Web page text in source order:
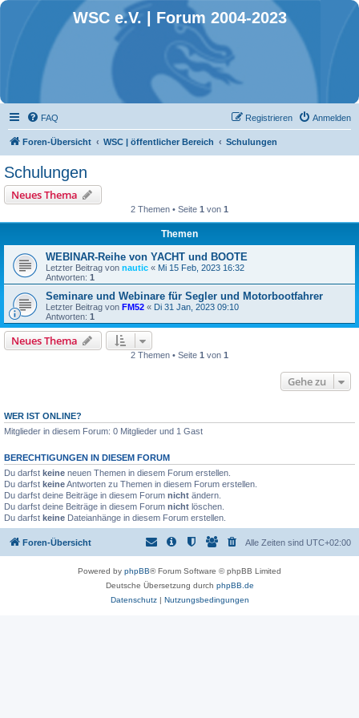
WSC e.V. | Forum 2004-2023
FAQ Anmelden
Registrieren
Foren-Übersicht WSC | öffentlicher Bereich Schulungen
Schulungen
Neues Thema
2 Themen • Seite 1 von 1
Themen
WEBINAR-Reihe von YACHT und BOOTE
Letzter Beitrag von nautic « Mi 15 Feb, 2023 16:32
Antworten: 1
Seminare und Webinare für Segler und Motorbootfahrer
Letzter Beitrag von FM52 « Di 31 Jan, 2023 09:10
Antworten: 1
Neues Thema
2 Themen • Seite 1 von 1
Gehe zu
WER IST ONLINE?
Mitglieder in diesem Forum: 0 Mitglieder und 1 Gast
BERECHTIGUNGEN IN DIESEM FORUM
Du darfst keine neuen Themen in diesem Forum erstellen.
Du darfst keineAntworten zu Themen in diesem Forum erstellen.
Du darfst deine Beiträge in diesem Forum nicht ändern.
Du darfst deine Beiträge in diesem Forum nicht löschen.
Du darfst keine Dateianhänge in diesem Forum erstellen.
Foren-Übersicht Alle Zeiten sind UTC+02:00
Powered by phpBB® Forum Software © phpBB Limited
Deutsche Übersetzung durch phpBB.de
Datenschutz| Nutzungsbedingungen